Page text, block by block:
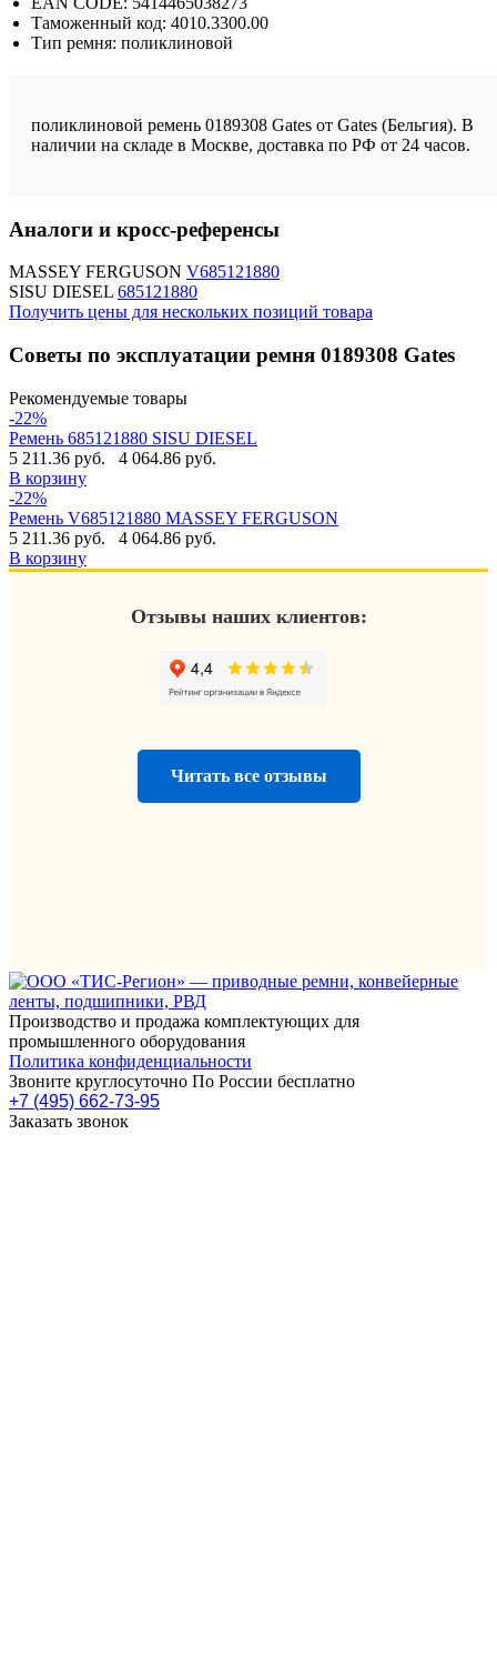
Таможенный код: 4010.3300.00
Тип ремня: поликлиновой
поликлиновой ремень 0189308 Gates от Gates (Бельгия). В
наличии на складе в Москве, доставка по РФ от 24 часов.
Аналоги и кросс-референсы
MASSEY FERGUSON V685121880
SISU DIESEL 685121880
Получить цены для нескольких позиций товара
Советы по эксплуатации ремня 0189308 Gates
Рекомендуемые товары
-22%
Ремень 685121880 SISU DIESEL
5 211.36 руб.
4 064.86 руб.
В корзину
-22%
Ремень V685121880 MASSEY FERGUSON
5 211.36 руб.
4 064.86 руб.
В корзину
Отзывы наших клиентов:
Читать все отзывы
Производство и продажа комплектующих для
промышленного оборудования
Политика конфиденциальности
Звоните круглосуточно По России бесплатно
+7 (495) 662-73-95
Заказать звонок